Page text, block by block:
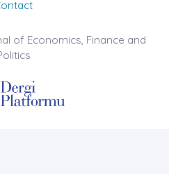
of Economics, Finance and